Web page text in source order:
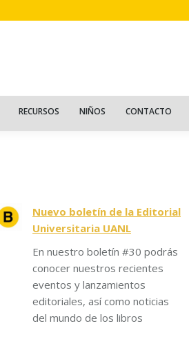
RECURSOS NIÑOS CONTACTO
Nuevo boletín de la Editorial
Universitaria UANL
En nuestro boletín #30 podrás
conocer nuestros recientes
eventos y lanzamientos
editoriales, así como noticias
del mundo de los libros
PROGRAMAS DIFUSIÓN RECURSOS